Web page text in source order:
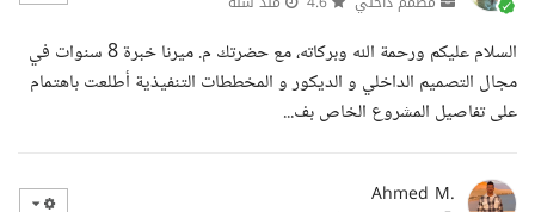
السلام عليكم ورحمة الله وبركاته، مع حضرتك م. ميرنا خبرة 8 سنوات في
مجال التصميم الداخلي و الديكور و المخططات التنفيذية أطلعت باهتمام
على تفاصيل المشروع الخاص بف...
Ahmed M.